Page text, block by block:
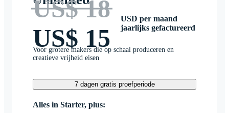
US$ 18
US$ 15
USD per maand
jaarlijks gefactureerd
Voor grotere makers die op schaal produceren en
creatieve vrijheid eisen
7 dagen gratis proefperiode
Alles in Starter, plus: